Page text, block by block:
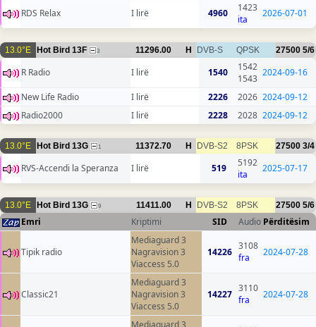
RDS Relax I lirë 4960
1423
ita
2026-07-01
13.0°E Hot Bird 13F 3 11296.00 H DVB-S QPSK 27500 5/6
R Radio I lirë 1540
1542
1543
2024-09-16
New Life Radio I lirë 2226 2026 2024-09-12
Radio2000
I lirë 2228 2028 2024-09-12
13.0°E Hot Bird 13G 1 11372.70 H DVB-S2 8PSK 27500 3/4
RVS-Accendi la Speranza I lirë 519
5192
ita
2025-07-17
13.0°E Hot Bird 13G 9 11411.00 H DVB-S2 8PSK 27500 5/6
Emri Kriptimi SID Audio Përditësim
Tipik radio
Mediaguard 3
Nagravision 3
Viaccess 5.0
14226
3108
fra
2024-07-28
Classic21
Mediaguard 3
Nagravision 3
Viaccess 5.0
14227
3110
fra
2024-07-28
Mediaguard 3